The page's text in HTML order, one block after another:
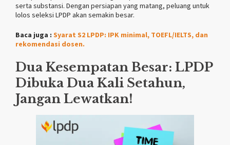
serta substansi. Dengan persiapan yang matang, peluang untuk
lolos seleksi LPDP akan semakin besar.
Baca juga : Syarat S2 LPDP: IPK minimal, TOEFL/IELTS, dan
rekomendasi dosen.
Dua Kesempatan Besar: LPDP
Dibuka Dua Kali Setahun,
Jangan Lewatkan!